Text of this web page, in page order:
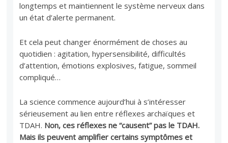
longtemps et maintiennent le système nerveux dans
un état d’alerte permanent.
Et cela peut changer énormément de choses au
quotidien : agitation, hypersensibilité, difficultés
d’attention, émotions explosives, fatigue, sommeil
compliqué…
La science commence aujourd’hui à s’intéresser
sérieusement au lien entre réflexes archaïques et
TDAH. Non, ces réflexes ne “causent” pas le TDAH.
Mais ils peuvent amplifier certains symptômes et